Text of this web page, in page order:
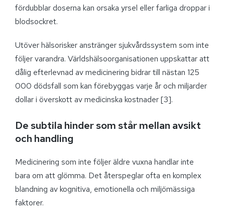
fördubblar doserna kan orsaka yrsel eller farliga droppar i
blodsockret.
Utöver hälsorisker anstränger sjukvårdssystem som inte
följer varandra. Världshälsoorganisationen uppskattar att
dålig efterlevnad av medicinering bidrar till nästan 125
000 dödsfall som kan förebyggas varje år och miljarder
dollar i överskott av medicinska kostnader [3].
De subtila hinder som står mellan avsikt
och handling
Medicinering som inte följer äldre vuxna handlar inte
bara om att glömma. Det återspeglar ofta en komplex
blandning av kognitiva, emotionella och miljömässiga
faktorer.